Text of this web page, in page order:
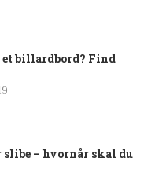
et billardbord? Find
slibe – hvornår skal du